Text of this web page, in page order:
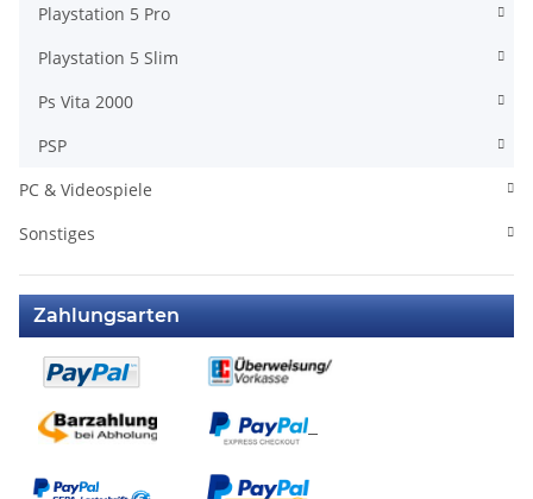
Playstation 5 Pro
Playstation 5 Slim
Ps Vita 2000
PSP
PC & Videospiele
Sonstiges
Zahlungsarten